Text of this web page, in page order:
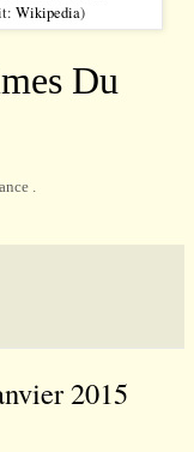
Wikipedia)
Du
.
2015